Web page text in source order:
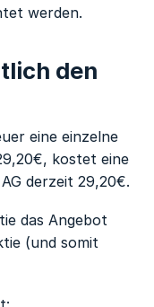
werden.
den
eine einzelne
kostet eine
derzeit 29,20€.
das Angebot
(und somit